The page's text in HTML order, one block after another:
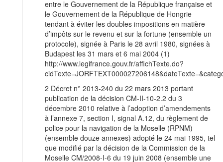
entre le Gouvernement de la République française et
le Gouvernement de la République de Hongrie
tendant à éviter les doubles impositions en matière
d’impôts sur le revenu et sur la fortune (ensemble un
protocole), signée à Paris le 28 avril 1980, signées à
Budapest les 31 mars et 6 mai 2004 (1)
http://www.legifrance.gouv.fr/affichTexte.do?
2 Décret n° 2013-240 du 22 mars 2013 portant
publication de la décision CM-II-10-2.2 du 3
décembre 2010 relative à l’adoption d’amendements
à l’annexe 7, section I, signal A.12, du règlement de
police pour la navigation de la Moselle (RPNM)
(ensemble douze annexes) adopté le 24 mai 1995, tel
que modifié par la décision de la Commission de la
Moselle CM/2008-I-6 du 19 juin 2008 (ensemble une